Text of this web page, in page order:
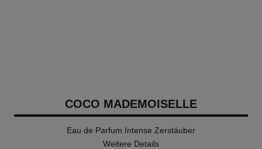
COCO MADEMOISELLE
Eau de Parfum Intense Zerstäuber
Weitere Details